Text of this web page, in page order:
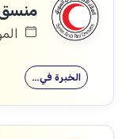
منسق
الخبرة في…